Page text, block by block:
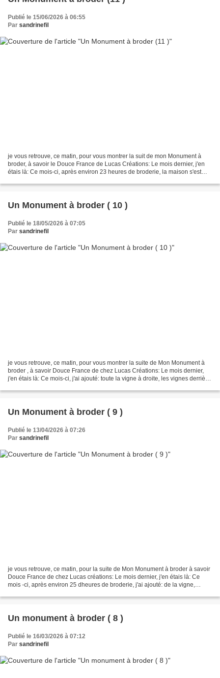
Publié le 15/06/2026 à 06:55
Par sandrinefil
je vous retrouve, ce matin, pour vous montrer la suit de mon Monument à
broder, à savoir le Douce France de Lucas Créations: Le mois dernier, j'en
étais là: Ce mois-ci, après environ 23 heures de broderie, la maison s'est
Un Monument à broder ( 10 )
Publié le 18/05/2026 à 07:05
Par sandrinefil
je vous retrouve, ce matin, pour vous montrer la suite de Mon Monument à
broder , à savoir Douce France de chez Lucas Créations: Le mois dernier,
j'en étais là: Ce mois-ci, j'ai ajouté: toute la vigne à droite, les vignes derrière
Un Monument à broder ( 9 )
Publié le 13/04/2026 à 07:26
Par sandrinefil
je vous retrouve, ce matin, pour la suite de Mon Monument à broder à savoir
Douce France de chez Lucas créations: Le mois dernier, j'en étais là: Ce
mois -ci, après environ 25 dheures de broderie, j'ai ajouté: de la vigne,
Un monument à broder ( 8 )
Publié le 16/03/2026 à 07:12
Par sandrinefil